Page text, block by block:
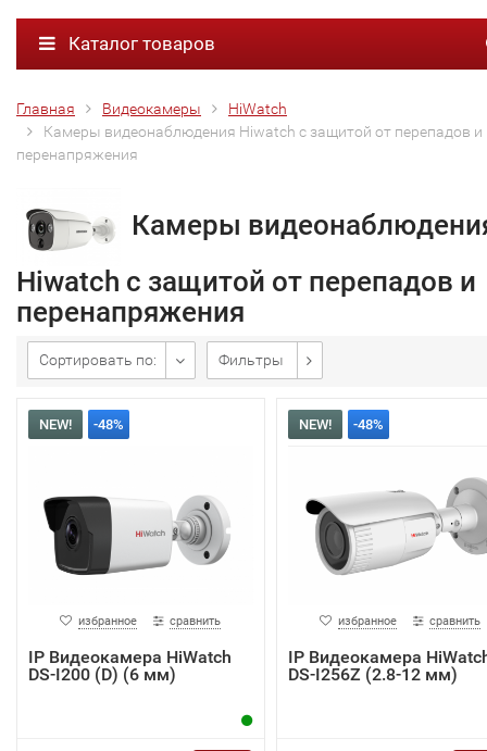
Каталог товаров
Главная Видеокамеры
HiWatch
Камеры видеонаблюдения Hiwatch с защитой от перепадов и
перенапряжения
Камеры
Hiwatch с защитой от перепадов и
перенапряжения
Сортировать по: Фильтры
NEW! -48%
избранное сравнить
IP Видеокамера HiWatch
DS-I200 (D) (6 мм)
NEW! -48%
избранное сравнить
IP Видеокамера
DS-I256Z (2.8-12 мм)